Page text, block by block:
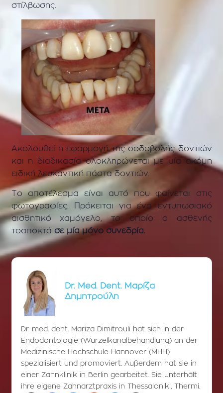
στίλβωσης.
Ακολουθεί η εφαρμογή της σοδοβολής δοντιών
και η διαδικασία ολοκληρώνεται με μία ακόμη
ειδική λευκαντική πάστα δοντιών.
Το αποτέλεσμα είναι αυτό που φαίνεται στις
φωτογραφίες. Πρόκειται για ένα εντυπωσιακό
αισθητικό χαμόγελο, το οποίο ο ασθενής
τοαποκτά σε μία μόνο συνεδρία.
Dr. Med. Dent. Μαρίζα
Δημητρούλη
Dr. med. dent. Mariza Dimitrouli hat sich in der
Endodontologie (Wurzelkanalbehandlung) an der
Medizinische Hochschule Hannover (MHH)
spezialisiert und promoviert. Außerdem hat sie in
einer Zahnklinik in Berlin gearbeitet. Sie unterhält
ihre eigene Zahnarztpraxis in Thessaloniki, Thermi.